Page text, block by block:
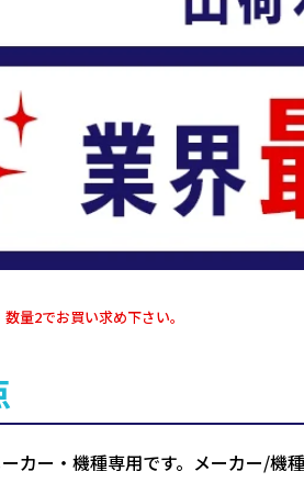
量2でお買い求め下さい。
カー・機種専用です。メーカー/機